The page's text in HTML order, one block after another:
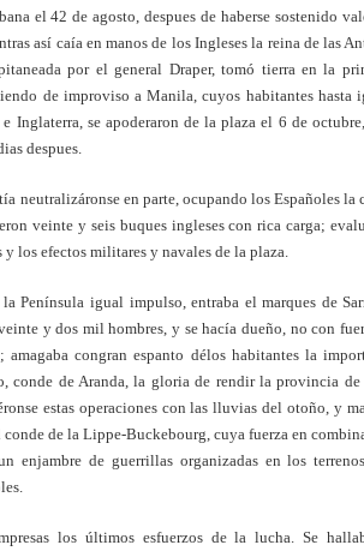
el 42 de agosto, despues de haberse sostenido
así caía en manos de los Ingleses la reina de las
por el general Draper, tomó tierra en la
de improviso a Manila, cuyos habitantes hasta
e Inglaterra, se apoderaron de la plaza el 6 de
despues.
neutralizáronse en parte, ocupando los Españoles
veinte y seis buques ingleses con rica carga;
y los efectos militares y navales de la plaza.
Península igual impulso, entraba el marques de
y dos mil hombres, y se hacía dueño, no con
amagaba congran espanto délos habitantes la
conde de Aranda, la gloria de rendir la provincia
estas operaciones con las lluvias del otoño, y
conde de la Lippe-Buckebourg, cuya fuerza en
enjambre de guerrillas organizadas en los
los últimos esfuerzos de la lucha. Se